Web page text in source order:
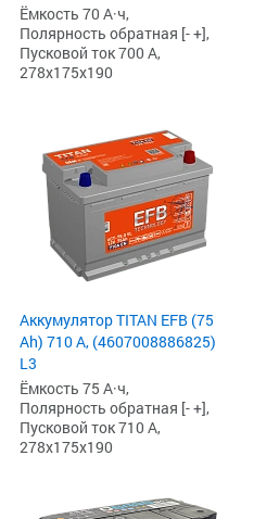
Ёмкость 70 А·ч,
Полярность обратная [- +],
Пусковой ток 700 А,
278x175x190
Аккумулятор TITAN EFB (75
Ah) 710 А, (4607008886825)
L3
Ёмкость 75 А·ч,
Полярность обратная [- +],
Пусковой ток 710 А,
278x175x190